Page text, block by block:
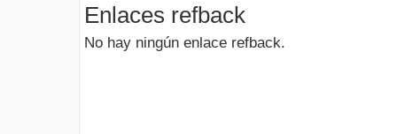
Enlaces refback
No hay ningún enlace refback.